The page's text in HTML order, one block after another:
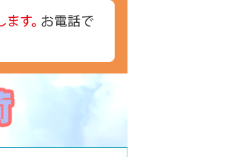
かんたんあんしん珪藻土